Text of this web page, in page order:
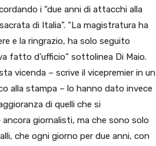
i “due anni di attacchi alla
di Italia”. “La magistratura ha
e la ringrazio, ha solo seguito
fatto d’ufficio” sottolinea Di Maio.
vicenda – scrive il vicepremier in un
alla stampa – lo hanno dato invece
di quelli che si
giornalisti, ma che sono solo
che ogni giorno per due anni, con